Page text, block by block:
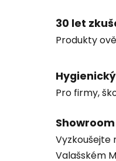
30 let
Produkty
Pro firmy,
Vyzkoušejte
Valašském